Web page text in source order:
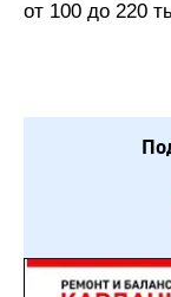
от 100 до 220